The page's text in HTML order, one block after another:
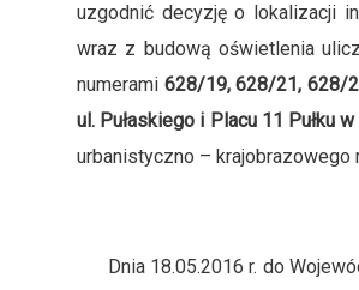
uzgodnić decyzję o lokalizacji
wraz z budową oświetlenia
numerami 628/19, 628/21, 628/
ul. Pułaskiego i Placu 11 Pułku
urbanistyczno –
Dnia 18.05.2016 r. do